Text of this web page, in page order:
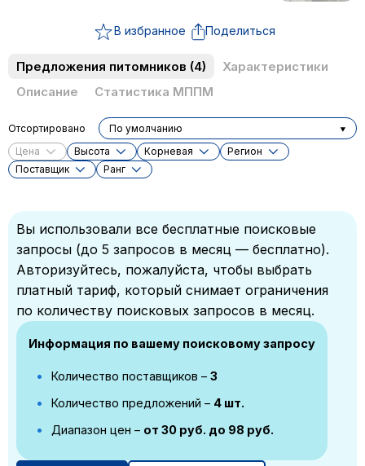
В избранное Поделиться
Предложения питомников (4)
Характеристики
Описание
Статистика МППМ
Цена Высота Корневая
Регион
Поставщик
Ранг
Отсортировано По умолчанию
Вы использовали все бесплатные поисковые
запросы (до 5 запросов в месяц — бесплатно).
Авторизуйтесь, пожалуйста, чтобы выбрать
платный тариф, который снимает ограничения
по количеству поисковых запросов в месяц.
Информация по вашему поисковому запросу
Количество поставщиков – 3
Количество предложений – 4 шт.
Диапазон цен – от 30 руб. до 98 руб.